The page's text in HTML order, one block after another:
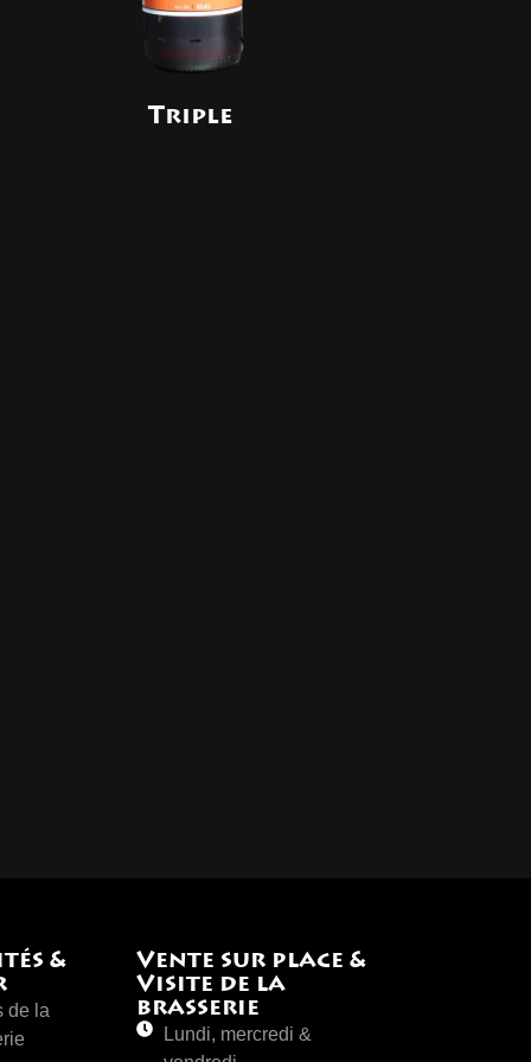
Triple
&
de la
Vente sur place &
Visite de la
brasserie
Lundi, mercredi &